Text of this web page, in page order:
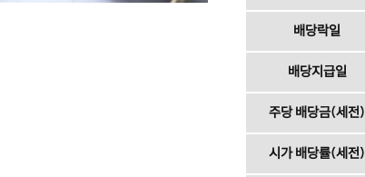
배당락일
배당지급일
주당 배당금(세전)
시가 배당률(세전)